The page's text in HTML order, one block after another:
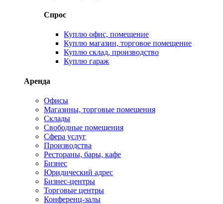
Спрос
Куплю офис, помещение
Куплю магазин, торговое помещение
Куплю склад, производство
Куплю гараж
Аренда
Офисы
Магазины, торговые помещения
Склады
Свободные помещения
Сфера услуг
Производства
Рестораны, бары, кафе
Бизнес
Юридический адрес
Бизнес-центры
Торговые центры
Конференц-залы